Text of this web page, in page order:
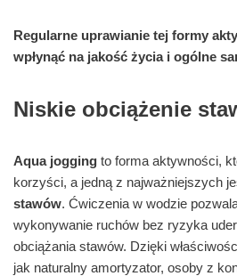
Regularne uprawianie tej formy
wpłynąć na jakość życia i ogólne
Niskie obciążenie
Aqua jogging to forma aktywności,
korzyści, a jedną z najważniejszych
stawów. Ćwiczenia w wodzie
wykonywanie ruchów bez ryzyka
obciążania stawów. Dzięki
jak naturalny amortyzator, osoby z